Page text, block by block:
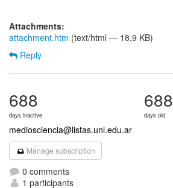
Attachments:
attachment.htm (text/html — 18,9 KB)
Reply
688
days inactive
688
days old
mediosciencia@listas.unl.edu.ar
Manage subscription
0 comments
1 participants